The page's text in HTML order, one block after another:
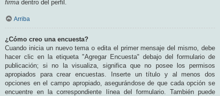
firma dentro del perfil.
Arriba
¿Cómo creo una encuesta?
Cuando inicia un nuevo tema o edita el primer mensaje del mismo, debe
hacer clic en la etiqueta "Agregar Encuesta" debajo del formulario de
publicación; si no la visualiza, significa que no posee los permisos
apropiados para crear encuestas. Inserte un título y al menos dos
opciones en el campo apropiado, asegurándose de que cada opción se
encuentre en la correspondiente línea del formulario. También puede